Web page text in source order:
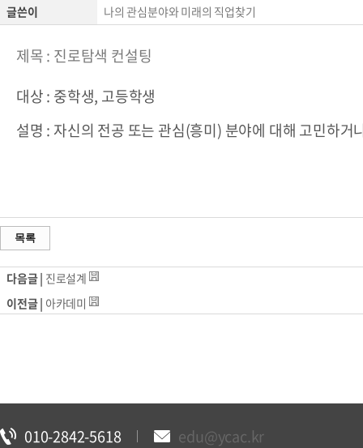
글쓴이
나의 관심분야와 미래의 직업찾기
제목 : 진로탐색 컨설팅
대상 : 중학생, 고등학생
설명 : 자신의 전공 또는 관심(흥미) 분야에 대해 고민하
목록
다음글 | 진로설계
이전글 | 아카데미
010-2842-5618 edu@ycac.kr